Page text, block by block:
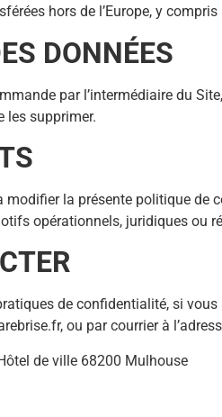
hors de l’Europe, y
DONNÉES
par l’intermédiaire du
les supprimer.
modifier la présente politique de
opérationnels, juridiques ou
de confidentialité, si
ou par courrier à
de ville 68200 Mulhouse